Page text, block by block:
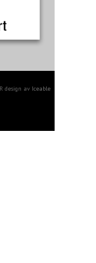
design av Iceable